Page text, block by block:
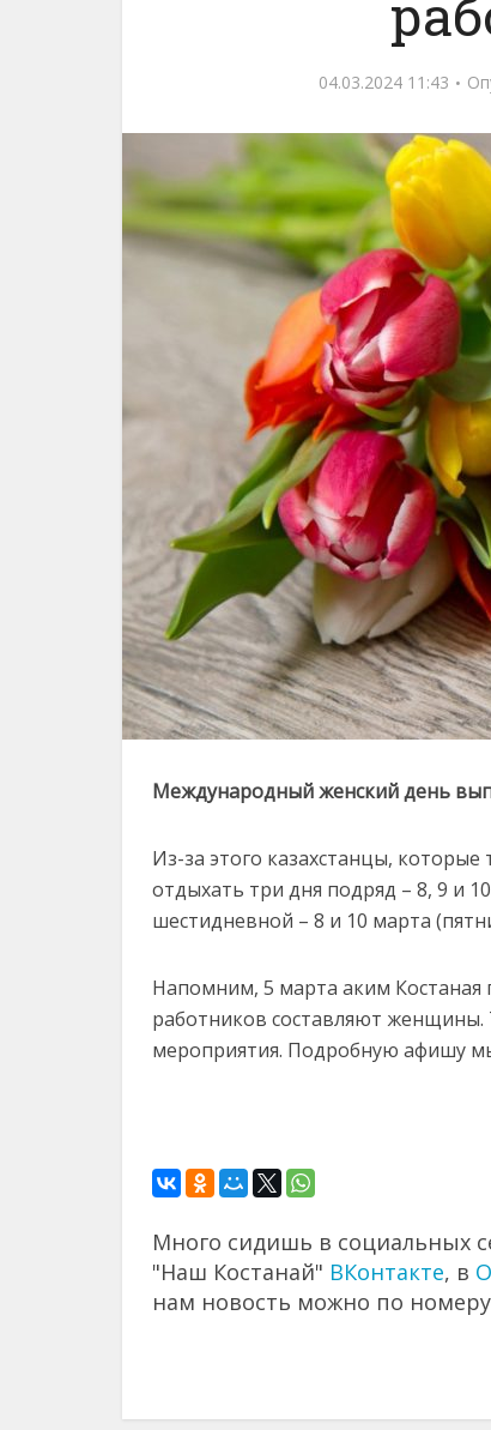
04.03.2024 11:43
Международный женский день
Из-за этого казахстанцы,
отдыхать три дня подряд – 8, 9 и
шестидневной – 8 и 10 марта
Напомним, 5 марта аким Костаная
работников составляют
мероприятия. Подробную афишу
Много сидишь в социальных
"Наш Костанай" ВКонтакте, в
нам новость можно по номеру